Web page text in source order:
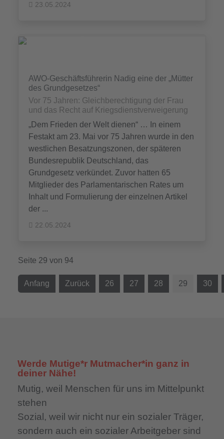
23.05.2024
AWO-Geschäftsführerin Nadig eine der „Mütter
des Grundgesetzes“
Vor 75 Jahren: Gleichberechtigung der Frau
und das Recht auf Kriegsdienstverweigerung
„Dem Frieden der Welt dienen“ … In einem
Festakt am 23. Mai vor 75 Jahren wurde in den
westlichen Besatzungszonen, der späteren
Bundesrepublik Deutschland, das
Grundgesetz verkündet. Zuvor hatten 65
Mitglieder des Parlamentarischen Rates um
Inhalt und Formulierung der einzelnen Artikel
der ...
22.05.2024
Seite 29 von 94
Anfang Zurück 26 27 28 29 30
Werde Mutige*r Mutmacher*in ganz in
deiner Nähe!
Mutig, weil Menschen für uns im Mittelpunkt
stehen
Sozial, weil wir nicht nur ein sozialer Träger,
sondern auch ein sozialer Arbeitgeber sind